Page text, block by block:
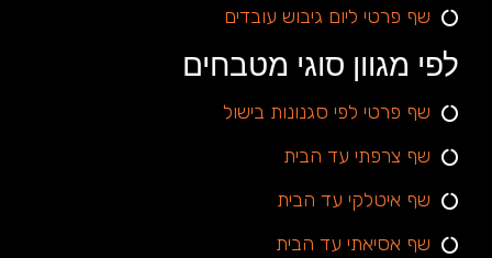
שף פרטי ליום גיבוש עובדים
לפי מגוון סוגי מטבחים
שף פרטי לפי סגנונות בישול
שף צרפתי עד הבית
שף איטלקי עד הבית
שף אסיאתי עד הבית